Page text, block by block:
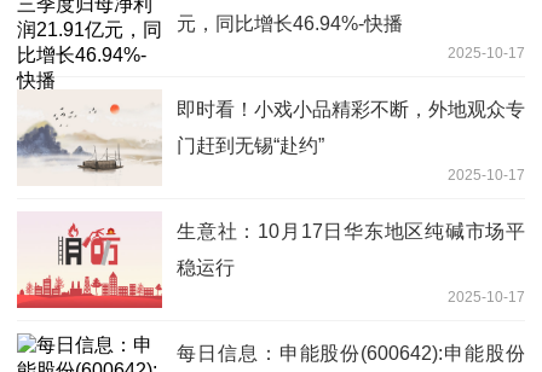
元，同比增长46.94%-快播
2025-10-17
即时看！小戏小品精彩不断，外地观众专
门赶到无锡“赴约”
2025-10-17
生意社：10月17日华东地区纯碱市场平
稳运行
2025-10-17
每日信息：申能股份(600642):申能股份